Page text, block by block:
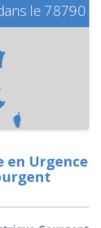
le 78790
en Urgence